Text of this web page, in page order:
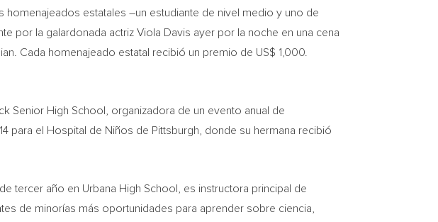
estatales –un estudiante de nivel medio y uno de
por la galardonada actriz Viola Davis ayer por la noche en una cena
Cada homenajeado estatal recibió un premio de US$ 1,000.
Senior High School, organizadora de un evento anual de
para el Hospital de Niños de Pittsburgh , donde su hermana recibió
tercer año en Urbana High School, es instructora principal de
de minorías más oportunidades para aprender sobre ciencia,